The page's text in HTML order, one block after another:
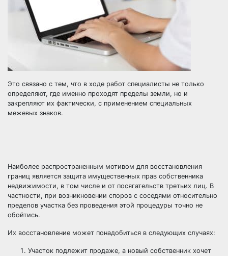
Это связано с тем, что в ходе работ специалисты не только
определяют, где именно проходят пределы земли, но и
закрепляют их фактически, с применением специальных
межевых знаков.
Наиболее распространенным мотивом для восстановления
границ является защита имущественных прав собственника
недвижимости, в том числе и от посягательств третьих лиц. В
частности, при возникновении споров с соседями относительно
пределов участка без проведения этой процедуры точно не
обойтись.
Их восстановление может понадобиться в следующих случаях:
Участок подлежит продаже, а новый собственник хочет